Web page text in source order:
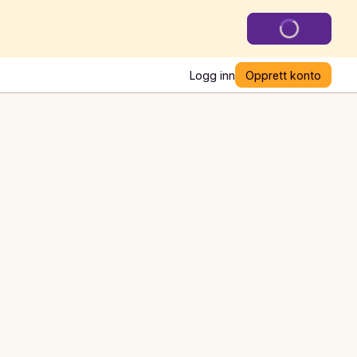
Logg inn Opprett konto